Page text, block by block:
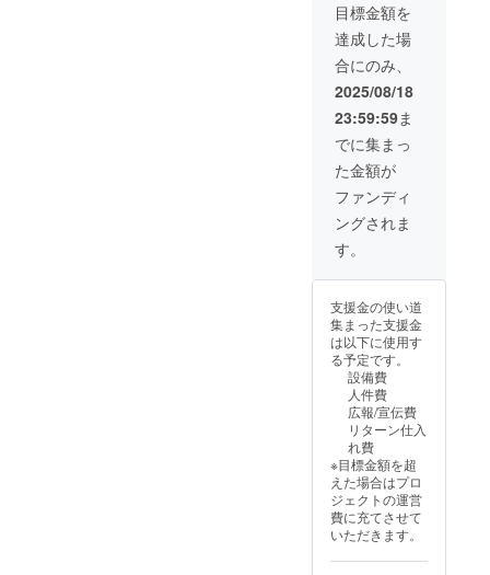
能です
が、
オーブ
ンや直
火では
使用し
ないで
くださ
い。食
洗機、
または
食器洗
い乾燥
避けて
い。印
刷面の
変色、
剥が
れ、傷
になる
おそれ
があり
電子レ
ンジで
の連続
加熱は
行わな
いでく
目標金額を
達成した場
合にのみ、
2025/08/18
23:59:59ま
でに集まっ
た金額が
ファンディ
ングされま
す。
支援金の使い道
集まった支援金
は以下に使用す
る予定です。
設備費
人件費
広報/宣伝費
リターン仕入
れ費
※目標金額を超
えた場合はプロ
ジェクトの運営
費に充てさせて
いただきます。